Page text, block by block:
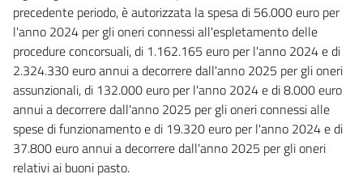
precedente periodo, è autorizzata la spesa di 56.000 euro per
l'anno 2024 per gli oneri connessi all'espletamento delle
procedure concorsuali, di 1.162.165 euro per l'anno 2024 e di
2.324.330 euro annui a decorrere dall'anno 2025 per gli oneri
assunzionali, di 132.000 euro per l'anno 2024 e di 8.000 euro
annui a decorrere dall'anno 2025 per gli oneri connessi alle
spese di funzionamento e di 19.320 euro per l'anno 2024 e di
37.800 euro annui a decorrere dall'anno 2025 per gli oneri
relativi ai buoni pasto.